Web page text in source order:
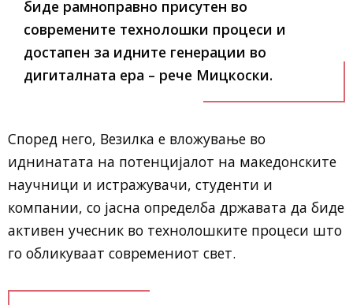
биде рамноправно присутен во
современите технолошки процеси и
достапен за идните генерации во
дигиталната ера – рече Мицкоски.
Според него, Везилка е вложување во
иднинатата на потенцијалот на македонските
научници и истражувачи, студенти и
компании, со јасна определба државата да биде
активен учесник во технолошките процеси што
го обликуваат современиот свет.